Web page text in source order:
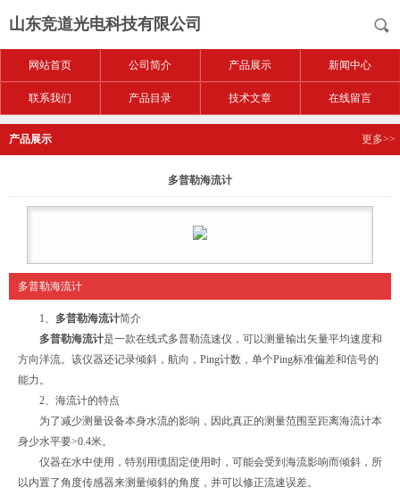
山东竞道光电科技有限公司
网站首页 公司简介 产品展示 新闻中心
联系我们 产品目录 技术文章 在线留言
产品展示 更多>>
多普勒海流计
多普勒海流计
1、 多普勒海流计简介
多普勒海流计是一款在线式多普勒流速仪，可以测量输出矢量平均速度和
方向洋流。该仪器还记录倾斜，航向，Ping计数，单个Ping标准偏差和信号的
能力。
2、海流计的特点
为了减少测量设备本身水流的影响，因此真正的测量范围至距离海流计本
身少水平要>0.4米。
仪器在水中使用，特别用缆固定使用时，可能会受到海流影响而倾斜，所
以内置了角度传感器来测量倾斜的角度，并可以修正流速误差。